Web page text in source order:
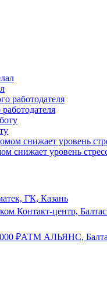
снижает уровень
ГК, Казань
Контакт-центр,
₽АТМ АЛЬЯНС,